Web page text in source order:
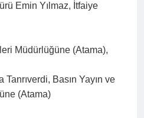
Emin Yılmaz, İtfaiye
Müdürlüğüne (Atama),
Basın Yayın ve
(Atama)